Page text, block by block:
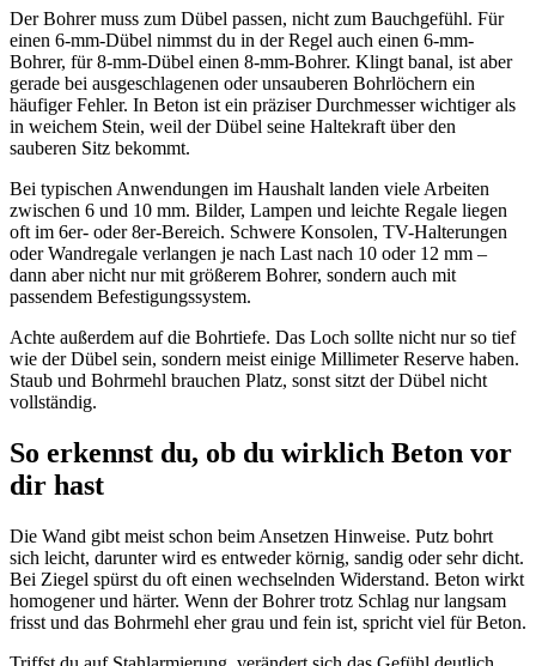
Der Bohrer muss zum Dübel passen, nicht zum Bauchgefühl. Für
einen 6-mm-Dübel nimmst du in der Regel auch einen 6-mm-
Bohrer, für 8-mm-Dübel einen 8-mm-Bohrer. Klingt banal, ist aber
gerade bei ausgeschlagenen oder unsauberen Bohrlöchern ein
häufiger Fehler. In Beton ist ein präziser Durchmesser wichtiger als
in weichem Stein, weil der Dübel seine Haltekraft über den
sauberen Sitz bekommt.
Bei typischen Anwendungen im Haushalt landen viele Arbeiten
zwischen 6 und 10 mm. Bilder, Lampen und leichte Regale liegen
oft im 6er- oder 8er-Bereich. Schwere Konsolen, TV-Halterungen
oder Wandregale verlangen je nach Last nach 10 oder 12 mm –
dann aber nicht nur mit größerem Bohrer, sondern auch mit
passendem Befestigungssystem.
Achte außerdem auf die Bohrtiefe. Das Loch sollte nicht nur so tief
wie der Dübel sein, sondern meist einige Millimeter Reserve haben.
Staub und Bohrmehl brauchen Platz, sonst sitzt der Dübel nicht
vollständig.
So erkennst du, ob du wirklich Beton vor
dir hast
Die Wand gibt meist schon beim Ansetzen Hinweise. Putz bohrt
sich leicht, darunter wird es entweder körnig, sandig oder sehr dicht.
Bei Ziegel spürst du oft einen wechselnden Widerstand. Beton wirkt
homogener und härter. Wenn der Bohrer trotz Schlag nur langsam
frisst und das Bohrmehl eher grau und fein ist, spricht viel für Beton.